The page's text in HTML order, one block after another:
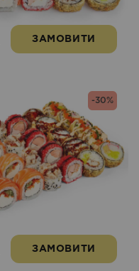
ЗАМОВИТИ
-30%
ЗАМОВИТИ